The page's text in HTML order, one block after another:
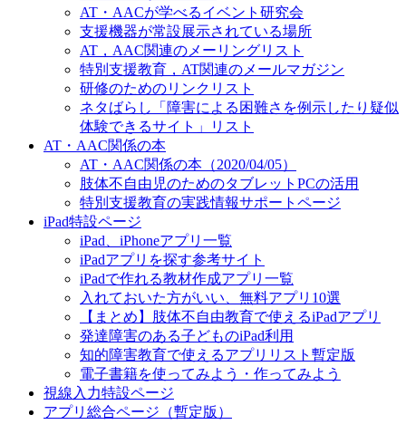
AT・AACが学べるイベント研究会
支援機器が常設展示されている場所
AT，AAC関連のメーリングリスト
特別支援教育，AT関連のメールマガジン
研修のためのリンクリスト
ネタばらし「障害による困難さを例示したり疑似
体験できるサイト」リスト
AT・AAC関係の本
AT・AAC関係の本（2020/04/05）
肢体不自由児のためのタブレットPCの活用
特別支援教育の実践情報サポートページ
iPad特設ページ
iPad、iPhoneアプリ一覧
iPadアプリを探す参考サイト
iPadで作れる教材作成アプリ一覧
入れておいた方がいい、無料アプリ10選
【まとめ】肢体不自由教育で使えるiPadアプリ
発達障害のある子どものiPad利用
知的障害教育で使えるアプリリスト暫定版
電子書籍を使ってみよう・作ってみよう
視線入力特設ページ
アプリ総合ページ（暫定版）